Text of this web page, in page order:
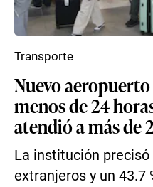
Nuevo aeropuerto
menos de 24
atendió a más de
La institución precisó
extranjeros y un 43.7
Transporte